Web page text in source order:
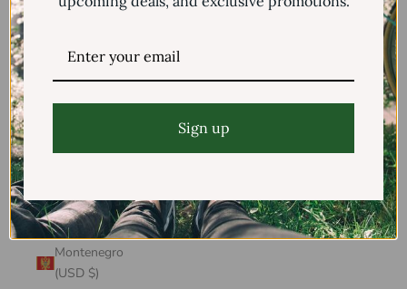
Mayotte (USD
Mexico (USD $)
Mongolia (USD
$)
Montenegro
(USD $)
Sign up